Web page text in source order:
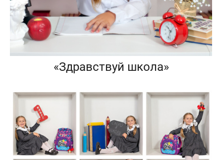
«Здравствуй школа»